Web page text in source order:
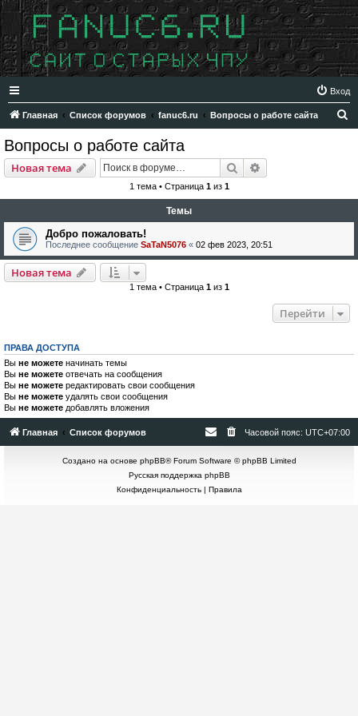
Вход
Главная Список форумов fanuc6.ru Вопросы о работе сайта
Вопросы о работе сайта
Новая тема Поиск
1 тема • Страница 1из 1
Темы
Добро пожаловать!
Последнее сообщение SaTaN5076 « 02 фев 2023, 20:51
Новая тема
1 тема • Страница 1из 1
Перейти
ПРАВА ДОСТУПА
Вы не можете начинать темы
Вы не можете отвечать на сообщения
Вы не можете редактировать свои сообщения
Вы не можете удалять свои сообщения
Вы не можете добавлять вложения
Главная Список форумов Часовой пояс: UTC+07:00
Создано на основе phpBB® Forum Software © phpBB Limited
Русская поддержка phpBB
Конфиденциальность| Правила